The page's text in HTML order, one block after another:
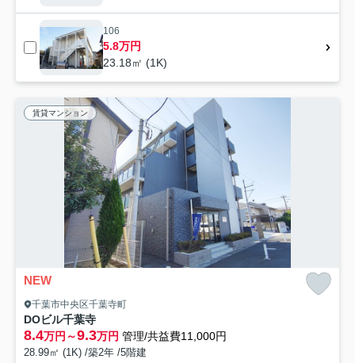
106
5.8万円
23.18㎡ (1K)
賃貸マンション
NEW
千葉市中央区千葉寺町
DOビル千葉寺
8.4万円～9.3万円 管理/共益費11,000円
28.99㎡ (1K) /築2年 /5階建